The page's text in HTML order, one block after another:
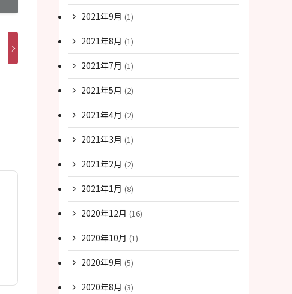
2021年9月 (1)
2021年8月 (1)
2021年7月 (1)
2021年5月 (2)
2021年4月 (2)
2021年3月 (1)
2021年2月 (2)
2021年1月 (8)
2020年12月 (16)
2020年10月 (1)
2020年9月 (5)
2020年8月 (3)